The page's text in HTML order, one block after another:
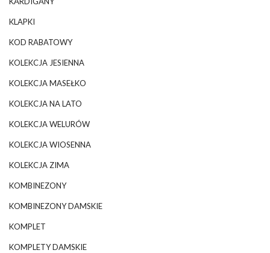
KLAPKI
KOD RABATOWY
KOLEKCJA JESIENNA
KOLEKCJA MASEŁKO
KOLEKCJA NA LATO
KOLEKCJA WELURÓW
KOLEKCJA WIOSENNA
KOLEKCJA ZIMA
KOMBINEZONY
KOMBINEZONY DAMSKIE
KOMPLET
KOMPLETY DAMSKIE